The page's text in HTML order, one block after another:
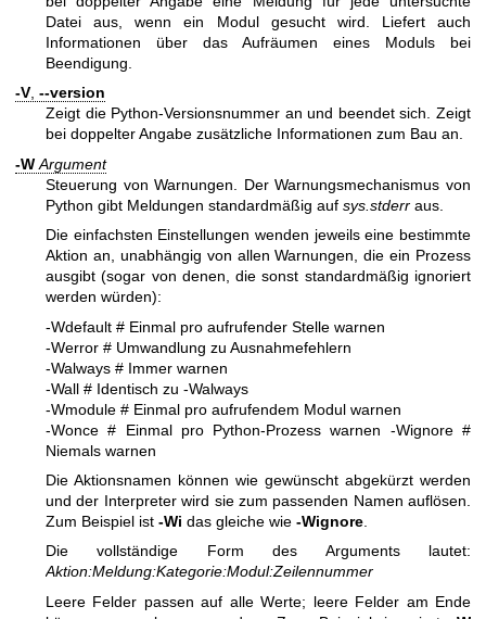
Datei aus, wenn ein Modul gesucht wird. Liefert auch
Informationen über das Aufräumen eines Moduls bei
Beendigung.
-V, --version
Zeigt die Python-Versionsnummer an und beendet sich. Zeigt
bei doppelter Angabe zusätzliche Informationen zum Bau an.
-W Argument
Steuerung von Warnungen. Der Warnungsmechanismus von
Python gibt Meldungen standardmäßig auf sys.stderr aus.
Die einfachsten Einstellungen wenden jeweils eine bestimmte
Aktion an, unabhängig von allen Warnungen, die ein Prozess
ausgibt (sogar von denen, die sonst standardmäßig ignoriert
werden würden):
-Wdefault # Einmal pro aufrufender Stelle warnen
-Werror # Umwandlung zu Ausnahmefehlern
-Walways # Immer warnen
-Wall # Identisch zu -Walways
-Wmodule # Einmal pro aufrufendem Modul warnen
-Wonce # Einmal pro Python-Prozess warnen -Wignore #
Niemals warnen
Die Aktionsnamen können wie gewünscht abgekürzt werden
und der Interpreter wird sie zum passenden Namen auflösen.
Zum Beispiel ist -Wi das gleiche wie -Wignore
Die vollständige Form des Arguments lautet:
Aktion:Meldung:Kategorie:Modul:Zeilennummer
Leere Felder passen auf alle Werte; leere Felder am Ende